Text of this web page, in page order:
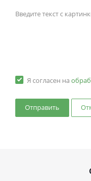
Введите текст с
Я согласен на